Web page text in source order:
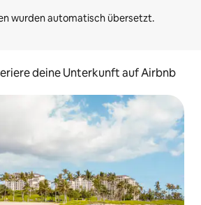
deine Unterkunft auf Airbnb